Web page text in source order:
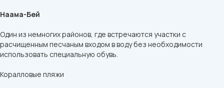
Наама-Бей
Один из немногих районов, где встречаются участки с
расчищенным песчаным входом в воду без необходимости
использовать специальную обувь.
Коралловые пляжи